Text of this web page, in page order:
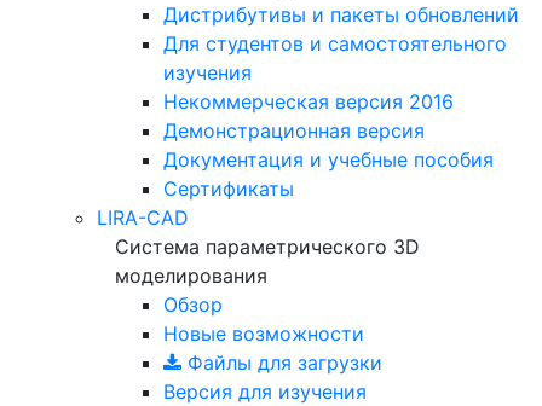
Дистрибутивы и пакеты обновлений
Для студентов и самостоятельного
изучения
Некоммерческая версия 2016
Демонстрационная версия
Документация и учебные пособия
Сертификаты
LIRA-CAD
Система параметрического 3D
моделирования
Обзор
Новые возможности
Файлы для загрузки
Версия для изучения